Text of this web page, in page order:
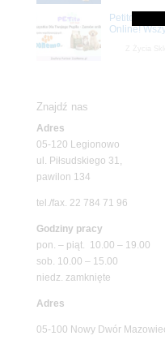
Petito Pet
Online!
Znajdź nas
Adres
05-120 Legionowo
ul. Piłsudskiego 31,
pawilon 134
tel./fax. 22 784 71 96
Godziny pracy
pon. – piąt. 10.00 – 19.00
sob. 10.00 – 15.00
niedz. zamknięte
Adres
05-100 Nowy Dwór